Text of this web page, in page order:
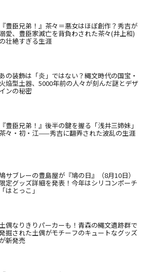
『豊臣兄弟！』茶々＝悪女はほぼ創作？秀吉が
愛、豊臣家滅亡を背負わされた茶々(井上和)
の壮絶すぎる生涯
あの装飾は「炎」ではない？縄文時代の国宝・
火焔型土器、5000年前の人々が刻んだ謎とデザ
インの秘密
『豊臣兄弟！』後半の鍵を握る「浅井三姉妹」
茶々・初・江——秀吉に翻弄された波乱の生涯
サブレーの豊島屋が『鳩の日』（8月10日）
限定グッズ詳細を発表！今年はシリコンポーチ
「はとっこ」
偶なりきりパーカーも！青森の縄文遺跡群で
掘された土偶がモチーフのキュートなグッズ
が新発売